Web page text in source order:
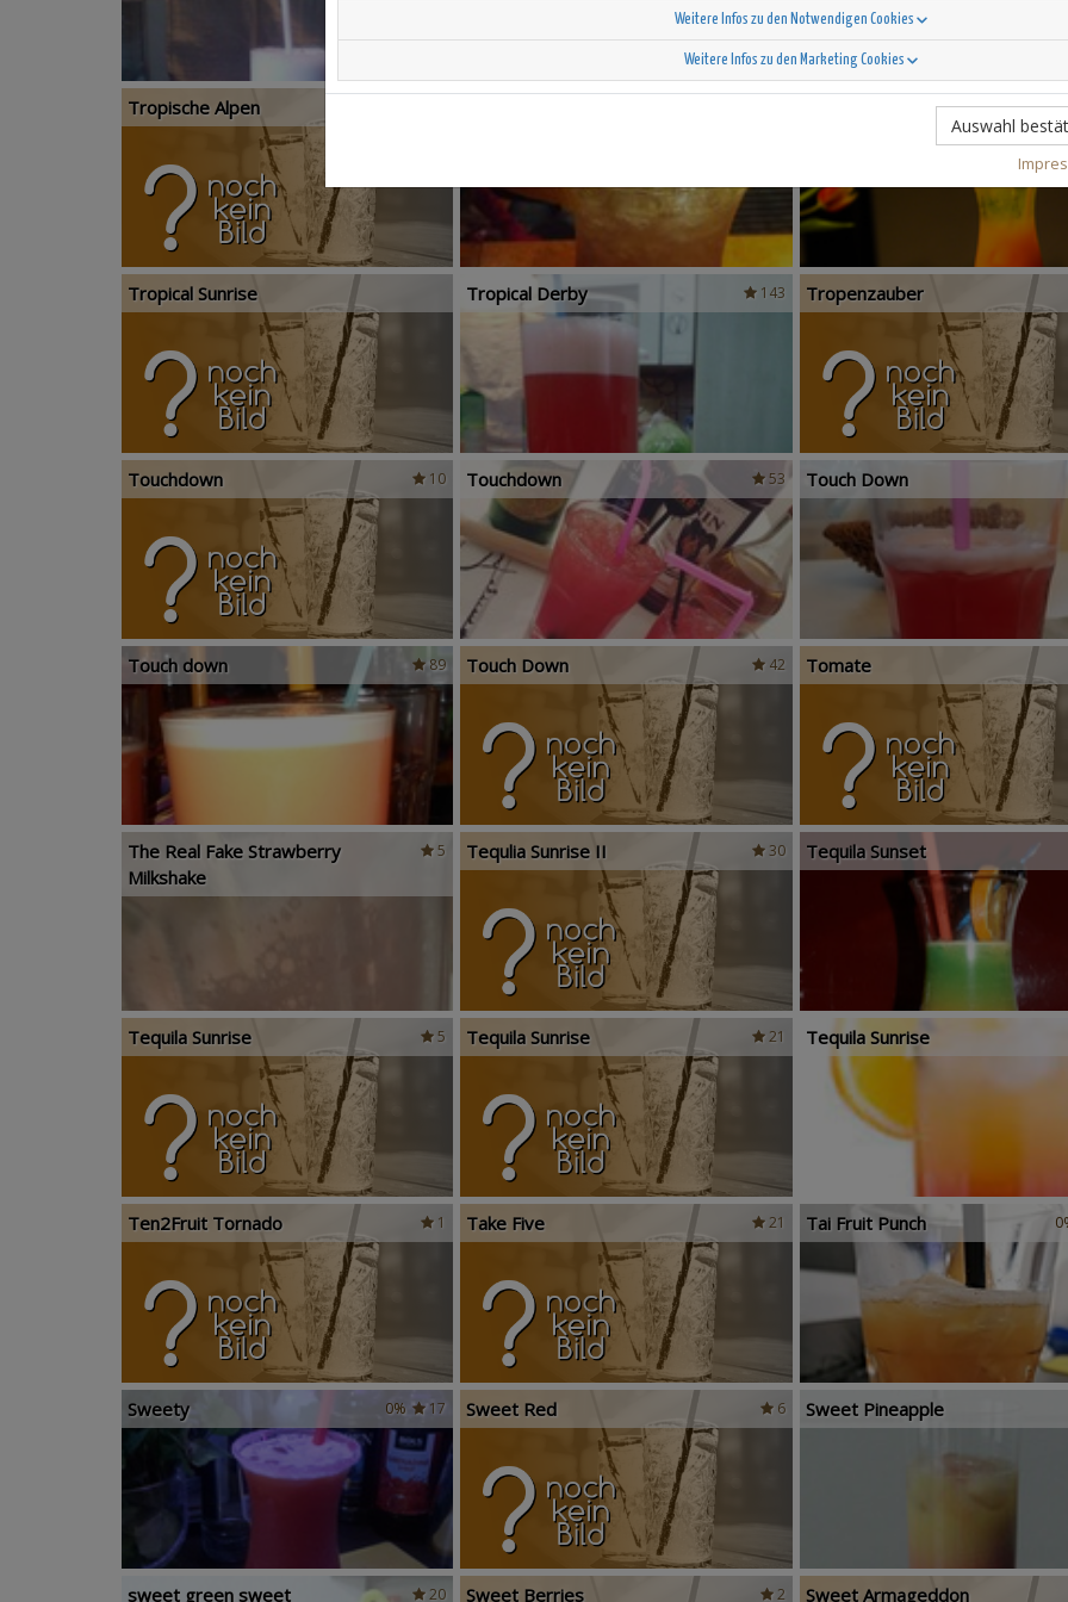
Tropische Alpen
Tropical Sunrise 143
Tropical Derby Tropenzauber
10
Touchdown 53
Touchdown Touch Down
89
Touch down 42
Touch Down Tomate
5
The Real Fake Strawberry
Milkshake
30
Tequlia Sunrise II Tequila Sunset
5
Tequila Sunrise 21
Tequila Sunrise Tequila Sunrise
1
Ten2Fruit Tornado 21
Take Five Tai Fruit Punch
17
0%
Sweety 6
Sweet Red Sweet Pineapple
20
sweet green sweet 2
Sweet Berries Sweet Armageddon
Weitere Infos zu den Notwendigen Cookies
Weitere Infos zu den Marketing Cookies
Auswahl